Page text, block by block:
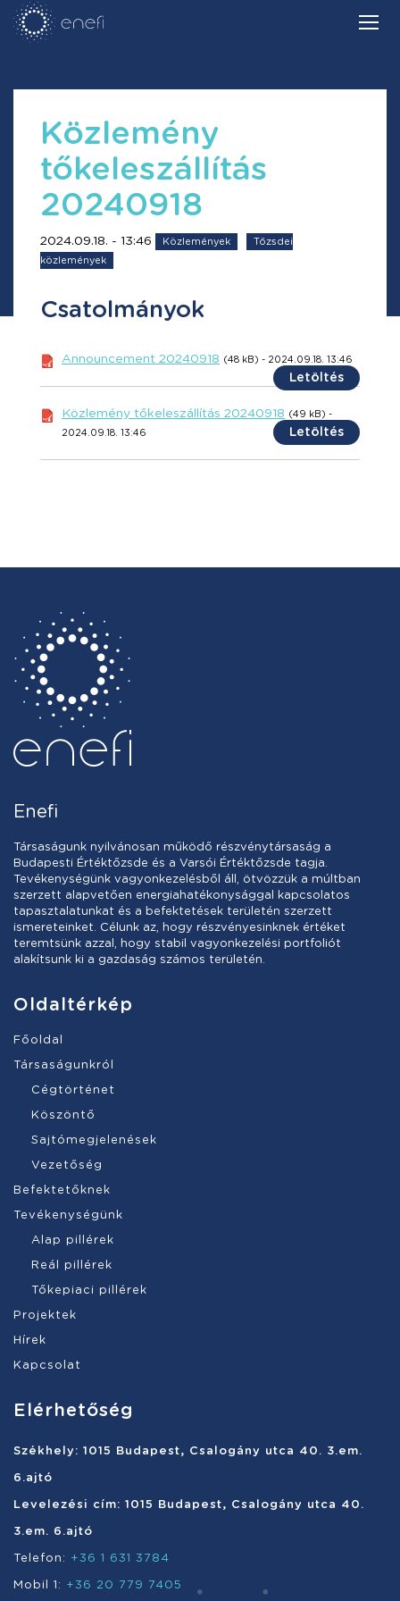
Közlemény
tőkeleszállítás
20240918
2024.09.18. - 13:46 Közlemények
Tőzsdei
közlemények
Csatolmányok
Announcement 20240918 (48 kB) - 2024.09.18. 13:46
Letöltés
Közlemény tőkeleszállítás 20240918 (49 kB) -
2024.09.18. 13:46 Letöltés
Enefi
Társaságunk nyilvánosan működő részvénytársaság a
Budapesti Értéktőzsde és a Varsói Értéktőzsde tagja.
Tevékenységünk vagyonkezelésből áll, ötvözzük a múltban
szerzett alapvetően energiahatékonysággal kapcsolatos
tapasztalatunkat és a befektetések területén szerzett
ismereteinket. Célunk az, hogy részvényesinknek értéket
teremtsünk azzal, hogy stabil vagyonkezelési portfoliót
alakítsunk ki a gazdaság számos területén.
Oldaltérkép
Főoldal
Társaságunkról
Cégtörténet
Köszöntő
Sajtómegjelenések
Vezetőség
Befektetőknek
Tevékenységünk
Alap pillérek
Reál pillérek
Tőkepiaci pillérek
Projektek
Hírek
Kapcsolat
Elérhetőség
Székhely: 1015 Budapest, Csalogány utca 40. 3.em.
6.ajtó
Levelezési cím: 1015 Budapest, Csalogány utca 40.
3.em. 6.ajtó
Telefon: +36 1 631 3784
Mobil 1: +36 20 779 7405